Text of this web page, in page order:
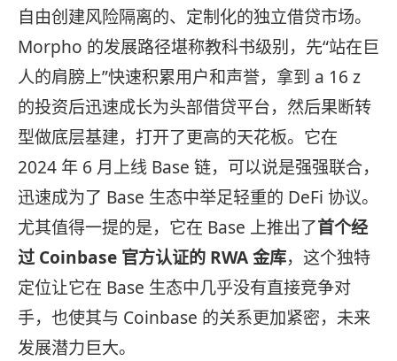
自由创建风险隔离的、定制化的独立借贷市场。
Morpho 的发展路径堪称教科书级别，先“站在巨
人的肩膀上”快速积累用户和声誉，拿到 a 16 z
的投资后迅速成长为头部借贷平台，然后果断转
型做底层基建，打开了更高的天花板。它在
2024 年 6 月上线 Base 链，可以说是强强联合，
迅速成为了 Base 生态中举足轻重的 DeFi 协议。
尤其值得一提的是，它在 Base 上推出了首个经
过 Coinbase 官方认证的 RWA 金库，这个独特
定位让它在 Base 生态中几乎没有直接竞争对
手，也使其与 Coinbase 的关系更加紧密，未来
发展潜力巨大。